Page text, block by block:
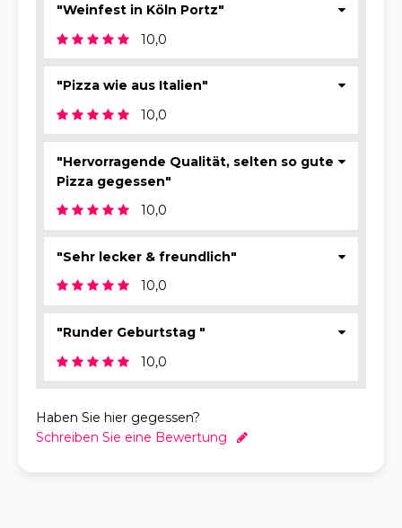
"Weinfest in Köln Portz"
10,0
"Pizza wie aus Italien"
10,0
"Hervorragende Qualität, selten so gute
Pizza gegessen"
10,0
"Sehr lecker & freundlich"
10,0
"Runder Geburtstag "
10,0
Haben Sie hier gegessen?
Schreiben Sie eine Bewertung